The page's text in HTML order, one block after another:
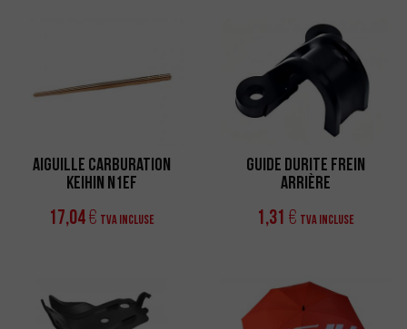
Aiguille Carburation
Keihin N1EF
17,04€ TVA incluse
Guide Durite Frein
Arrière
1,31 € TVA incluse